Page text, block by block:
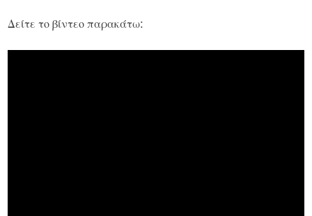
Δείτε το βίντεο παρακάτω: